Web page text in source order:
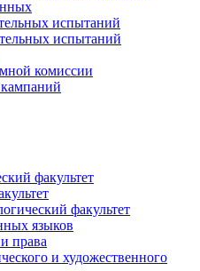
испытаний
испытаний
комиссии
факультет
факультет
языков
права
и художественного